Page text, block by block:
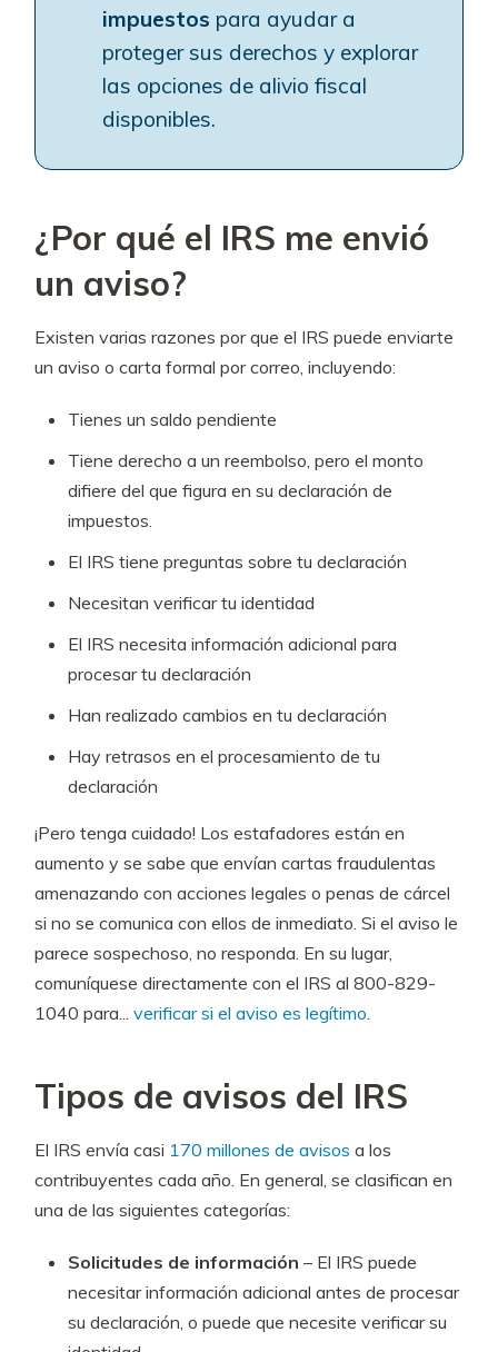
impuestos para ayudar a
proteger sus derechos y explorar
las opciones de alivio fiscal
disponibles.
¿Por qué el IRS me envió
un aviso?
Existen varias razones por que el IRS puede enviarte
un aviso o carta formal por correo, incluyendo:
Tienes un saldo pendiente
Tiene derecho a un reembolso, pero el monto
difiere del que figura en su declaración de
impuestos.
El IRS tiene preguntas sobre tu declaración
Necesitan verificar tu identidad
El IRS necesita información adicional para
procesar tu declaración
Han realizado cambios en tu declaración
Hay retrasos en el procesamiento de tu
declaración
¡Pero tenga cuidado! Los estafadores están en
aumento y se sabe que envían cartas fraudulentas
amenazando con acciones legales o penas de cárcel
si no se comunica con ellos de inmediato. Si el aviso le
parece sospechoso, no responda. En su lugar,
comuníquese directamente con el IRS al 800-829-
1040 para...verificar si el aviso es legítimo.
Tipos de avisos del IRS
El IRS envía casi 170 millones de avisos a los
contribuyentes cada año. En general, se clasifican en
una de las siguientes categorías:
Solicitudes de información – El IRS puede
necesitar información adicional antes de procesar
su declaración, o puede que necesite verificar su